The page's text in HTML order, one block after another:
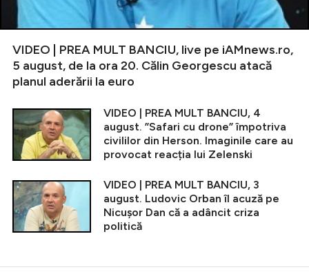
VIDEO | PREA MULT BANCIU, live pe iAMnews.ro,
5 august, de la ora 20. Călin Georgescu atacă
planul aderării la euro
VIDEO | PREA MULT BANCIU, 4
august. ”Safari cu drone” împotriva
civililor din Herson. Imaginile care au
provocat reacția lui Zelenski
VIDEO | PREA MULT BANCIU, 3
august. Ludovic Orban îl acuză pe
Nicușor Dan că a adâncit criza
politică